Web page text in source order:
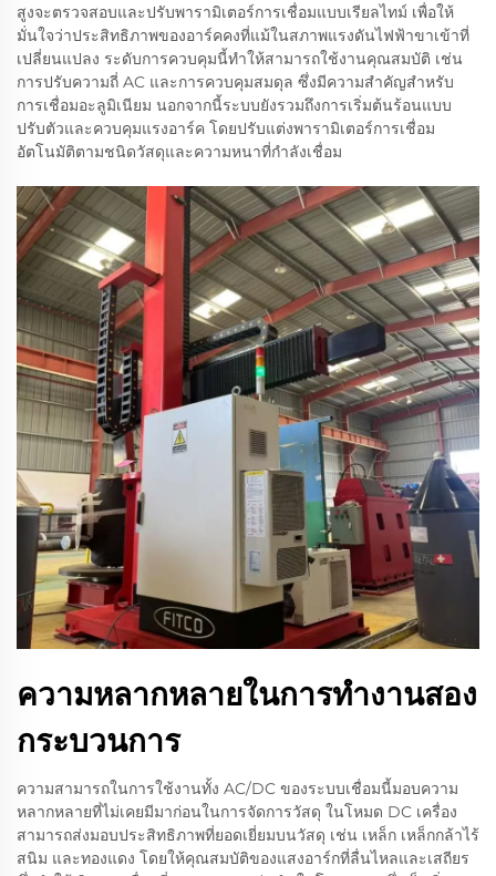
สูงจะตรวจสอบและปรับพารามิเตอร์การเชื่อมแบบเรียลไทม์ เพื่อให้
มั่นใจว่าประสิทธิภาพของอาร์คคงที่แม้ในสภาพแรงดันไฟฟ้าขาเข้าที่
เปลี่ยนแปลง ระดับการควบคุมนี้ทำให้สามารถใช้งานคุณสมบัติ เช่น
การปรับความถี่ AC และการควบคุมสมดุล ซึ่งมีความสำคัญสำหรับ
การเชื่อมอะลูมิเนียม นอกจากนี้ระบบยังรวมถึงการเริ่มต้นร้อนแบบ
ปรับตัวและควบคุมแรงอาร์ค โดยปรับแต่งพารามิเตอร์การเชื่อม
อัตโนมัติตามชนิดวัสดุและความหนาที่กำลังเชื่อม
ความหลากหลายในการทำงานสอง
กระบวนการ
ความสามารถในการใช้งานทั้ง AC/DC ของระบบเชื่อมนี้มอบความ
หลากหลายที่ไม่เคยมีมาก่อนในการจัดการวัสดุ ในโหมด DC เครื่อง
สามารถส่งมอบประสิทธิภาพที่ยอดเยี่ยมบนวัสดุ เช่น เหล็ก เหล็กกล้าไร้
สนิม และทองแดง โดยให้คุณสมบัติของแสงอาร์กที่ลื่นไหลและเสถียร